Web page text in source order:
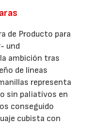
de Producto para
und
ambición tras
de líneas
representa
sin paliativos en
conseguido
cubista con